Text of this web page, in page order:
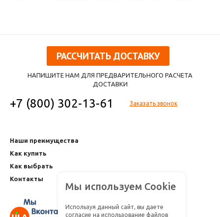
РАССЧИТАТЬ ДОСТАВКУ
НАПИШИТЕ НАМ ДЛЯ ПРЕДВАРИТЕЛЬНОГО РАСЧЕТА
ДОСТАВКИ
+7 (800) 302-13-61 Заказать звонок
Наши преимущества
Как купить
Как выбрать
Контакты
Мы используем Cookie
Используя данный сайт, вы даете
согласие на использование файлов